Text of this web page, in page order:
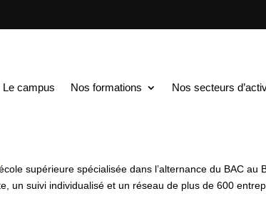
Le campus Nos formations Nos secteurs
école supérieure spécialisée dans l’alternance du BAC
un suivi individualisé et un réseau de plus de 600